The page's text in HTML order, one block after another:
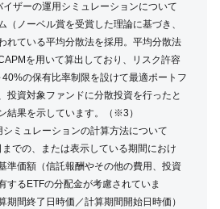
ザーの運用シミュレーションについて
（ノーベル賞を受賞した理論に基づき、
れている平均分散法を採用。平均分散法
を用いて算出しており、リスク許容
の保有比率制限を設けて最適ポートフ
投資対象ファンドに分散投資を行ったと
結果を示しています。（※3）
ミュレーションの計算方法について
での、または表示している期間におけ
準価額（信託報酬やその他の費用、投資
するETFの分配金が考慮されていま
期間終了日時価／計算期間開始日時価）